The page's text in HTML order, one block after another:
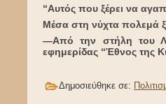
“Αυτός που ξέρει να
Μέσα στη νύχτα πολεμά
—Από την στήλη του
εφημερίδας “Έθνος της
Δημοσιεύθηκε σε: